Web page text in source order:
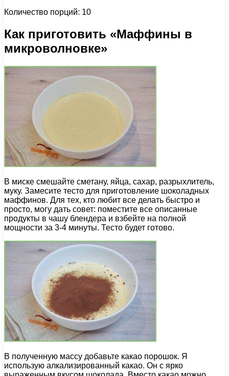
Количество порций: 10
Как приготовить «Маффины в
микроволновке»
В миске смешайте сметану, яйца, сахар, разрыхлитель,
муку. Замесите тесто для приготовление шоколадных
маффинов. Для тех, кто любит все делать быстро и
просто, могу дать совет: поместите все описанные
продукты в чашу блендера и взбейте на полной
мощности за 3-4 минуты. Тесто будет готово.
В полученную массу добавьте какао порошок. Я
использую алкализированный какао. Он с ярко